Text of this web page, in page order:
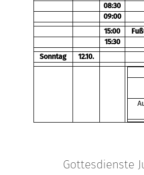
08:30
09:00
15:00
15:30
Sonntag
12.10.
Gottesdienste